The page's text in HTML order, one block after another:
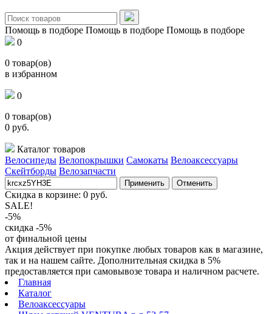
Помощь в подборе Помощь в подборе Помощь в подборе
0
0 товар(ов)
в избранном
0
0 товар(ов)
0 руб.
Каталог товаров
Велосипеды Велопокрышки Самокаты Велоаксессуары
Скейтборды Велозапчасти
Применить Отменить
Скидка в корзине: 0 руб.
SALE!
-5%
скидка -5%
от финальной цены
Акция действует при покупке любых товаров как в магазине,
так и на нашем сайте. Дополнительная скидка в 5%
предоставляется при самовывозе товара и наличном расчете.
Главная
Каталог
Велоаксессуары